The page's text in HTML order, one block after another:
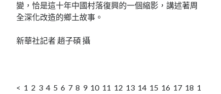
變，恰是這十年中國村落復興的一個縮影，講述著周
全深化改造的鄉土故事。
新華社記者 趙子碩 攝
< 1 2 3 4 5 6 7 8 9 10 11 12 13 14 15 16 17 18 1